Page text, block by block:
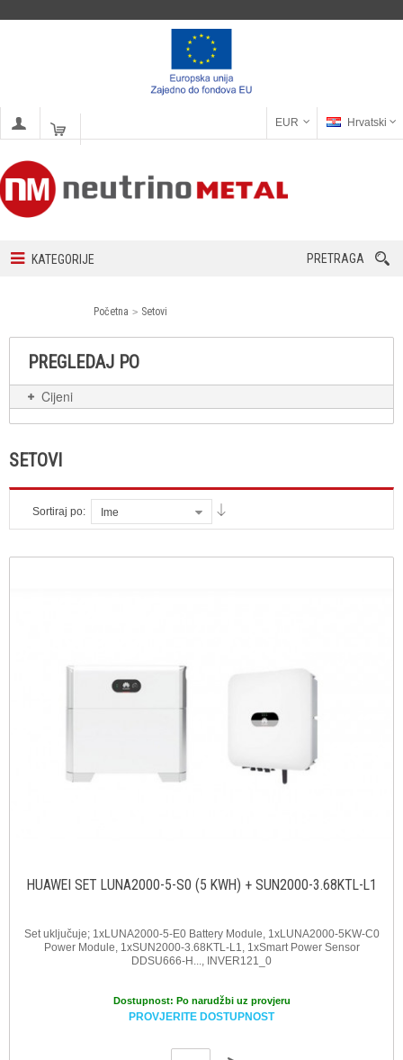
EUR Hrvatski
KATEGORIJE PRETRAGA
Početna Setovi
PREGLEDAJ PO
Cijeni
SETOVI
Sortiraj po: Ime
HUAWEI SET LUNA2000-5-S0 (5 KWH) + SUN2000-3.68KTL-L1
Set uključuje; 1xLUNA2000-5-E0 Battery Module, 1xLUNA2000-5KW-C0
Power Module, 1xSUN2000-3.68KTL-L1, 1xSmart Power Sensor
DDSU666-H..., INVER121_0
Dostupnost: Po narudžbi uz provjeru
PROVJERITE DOSTUPNOST